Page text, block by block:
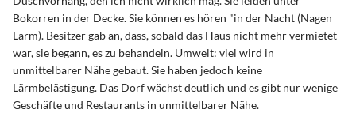
Bokorren in der Decke. Sie können es hören "in der Nacht (Nagen
Lärm). Besitzer gab an, dass, sobald das Haus nicht mehr vermietet
war, sie begann, es zu behandeln. Umwelt: viel wird in
unmittelbarer Nähe gebaut. Sie haben jedoch keine
Lärmbelästigung. Das Dorf wächst deutlich und es gibt nur wenige
Geschäfte und Restaurants in unmittelbarer Nähe.